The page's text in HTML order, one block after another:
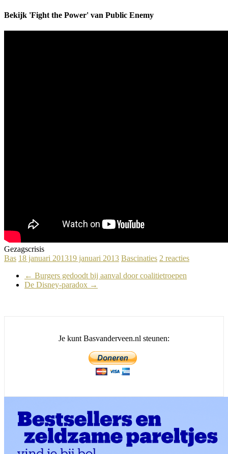
Bekijk 'Fight the Power' van Public Enemy
Gezagscrisis
Bas 18 januari 201319 januari 2013 Bascinaties 2 reacties
← Burgers gedoodt bij aanval door coalitietroepen
De Disney-paradox →
Je kunt Basvanderveen.nl steunen: